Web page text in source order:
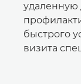
удаленную
быстрого
визита